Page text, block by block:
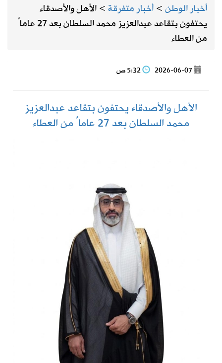
أخبار الوطن>أخبار متفرقة>الأهل والأصدقاء
يحتفون بتقاعد عبدالعزيز محمد السلطان بعد 27 عاماً
من العطاء
2026-06-07
الأهل والأصدقاء يحتفون بتقاعد عبدالعزيز
محمد السلطان بعد 27 عاماً من العطاء